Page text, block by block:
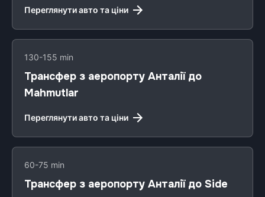
Переглянути авто та ціни
130-155 min
Трансфер з аеропорту Анталії до
Mahmutlar
Переглянути авто та ціни
60-75 min
Трансфер з аеропорту Анталії до Side